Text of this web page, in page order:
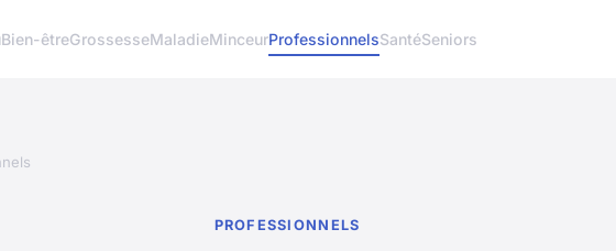
Bien-êtreGrossesseMaladieMinceurProfessionnelsSantéSeniors
PROFESSIONNELS